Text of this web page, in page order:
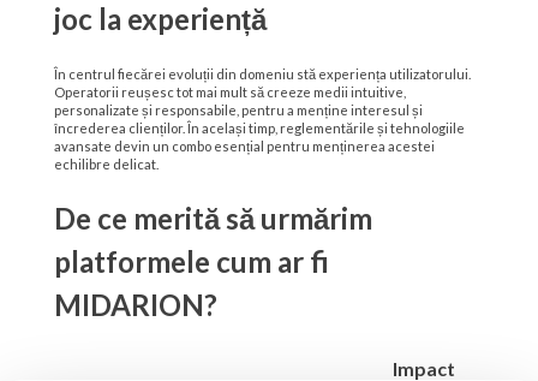
joc la experiență
În centrul fiecărei evoluții din domeniu stă experiența utilizatorului.
Operatorii reușesc tot mai mult să creeze medii intuitive,
personalizate și responsabile, pentru a menține interesul și
încrederea clienților. În același timp, reglementările și tehnologiile
avansate devin un combo esențial pentru menținerea acestei
echilibre delicat.
De ce merită să urmărim
platformele cum ar fi
MIDARION?
Impact